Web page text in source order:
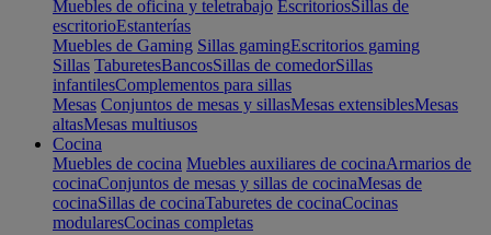
Muebles de oficina y teletrabajo EscritoriosSillas de
escritorioEstanterías
Muebles de Gaming Sillas gamingEscritorios gaming
Sillas TaburetesBancosSillas de comedorSillas
infantilesComplementos para sillas
Mesas Conjuntos de mesas y sillasMesas extensiblesMesas
altasMesas multiusos
Cocina
Muebles de cocina Muebles auxiliares de cocinaArmarios de
cocinaConjuntos de mesas y sillas de cocinaMesas de
cocinaSillas de cocinaTaburetes de cocinaCocinas
modularesCocinas completas